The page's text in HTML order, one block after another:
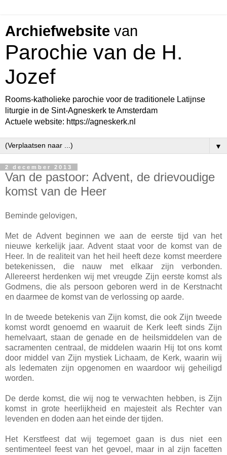
Archiefwebsite van
Parochie van de H.
Jozef
Rooms-katholieke parochie voor de traditionele Latijnse
liturgie in de Sint-Agneskerk te Amsterdam
Actuele website: https://agneskerk.nl
▼
2 december 2013
Van de pastoor: Advent, de drievoudige
komst van de Heer
Beminde gelovigen,
Met de Advent beginnen we aan de eerste tijd van het
nieuwe kerkelijk jaar. Advent staat voor de komst van de
Heer. In de realiteit van het heil heeft deze komst meerdere
betekenissen, die nauw met elkaar zijn verbonden.
Allereerst herdenken wij met vreugde Zijn eerste komst als
Godmens, die als persoon geboren werd in de Kerstnacht
en daarmee de komst van de verlossing op aarde.
In de tweede betekenis van Zijn komst, die ook Zijn tweede
komst wordt genoemd en waaruit de Kerk leeft sinds Zijn
hemelvaart, staan de genade en de heilsmiddelen van de
sacramenten centraal, de middelen waarin Hij tot ons komt
door middel van Zijn mystiek Lichaam, de Kerk, waarin wij
als ledematen zijn opgenomen en waardoor wij geheiligd
worden.
De derde komst, die wij nog te verwachten hebben, is Zijn
komst in grote heerlijkheid en majesteit als Rechter van
levenden en doden aan het einde der tijden.
Het Kerstfeest dat wij tegemoet gaan is dus niet een
sentimenteel feest van het gevoel, maar in al zijn facetten